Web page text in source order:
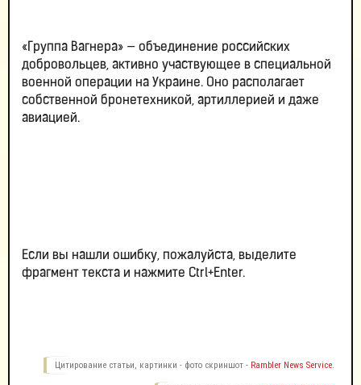
«Группа Вагнера» — объединение российских
добровольцев, активно участвующее в специальной
военной операции на Украине. Оно располагает
собственной бронетехникой, артиллерией и даже
авиацией.
Если вы нашли ошибку, пожалуйста, выделите
фрагмент текста и нажмите Ctrl+Enter.
Цитирование статьи, картинки - фото скриншот - Rambler News Service.